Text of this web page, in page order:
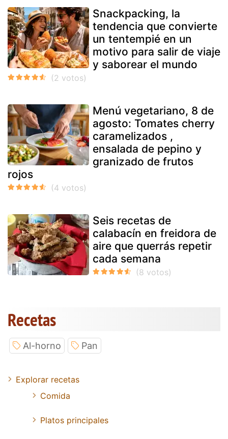
Snackpacking, la
tendencia que convierte
un tentempié en un
motivo para salir de viaje
y saborear el mundo
Menú vegetariano, 8 de
agosto: Tomates cherry
caramelizados ,
ensalada de pepino y
granizado de frutos
rojos
Seis recetas de
calabacín en freidora de
aire que querrás repetir
cada semana
Recetas
Al-horno Pan
Explorar recetas
Comida
Platos principales